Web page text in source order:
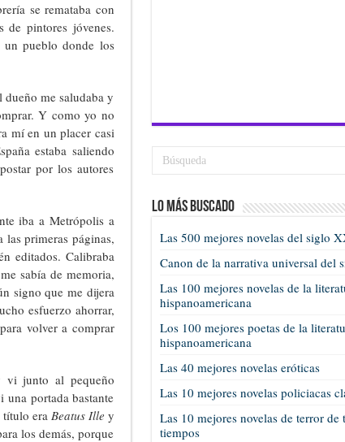
se remataba con
de pintores jóvenes.
un pueblo donde los
me saludaba y
Y como yo no
mí en un placer casi
estaba saliendo
por los autores
iba a Metrópolis a
las primeras páginas,
editados. Calibraba
sabía de memoria,
signo que me dijera
esfuerzo ahorrar,
volver a comprar
vi junto al pequeño
una portada bastante
título era Beatus Ille y
los demás, porque
Lo más buscado
Las 500 mejores novelas del siglo
Canon de la narrativa universal del
Las 100 mejores novelas de la
hispanoamericana
Los 100 mejores poetas de la
hispanoamericana
Las 40 mejores novelas eróticas
Las 10 mejores novelas policiacas
Las 10 mejores novelas de terror de
tiempos